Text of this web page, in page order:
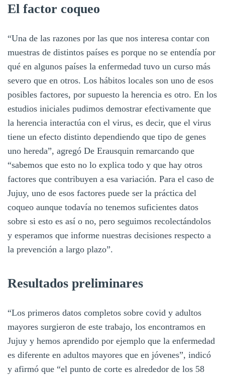
El factor coqueo
“Una de las razones por las que nos interesa contar con
muestras de distintos países es porque no se entendía por
qué en algunos países la enfermedad tuvo un curso más
severo que en otros. Los hábitos locales son uno de esos
posibles factores, por supuesto la herencia es otro. En los
estudios iniciales pudimos demostrar efectivamente que
la herencia interactúa con el virus, es decir, que el virus
tiene un efecto distinto dependiendo que tipo de genes
uno hereda”, agregó De Erausquin remarcando que
“sabemos que esto no lo explica todo y que hay otros
factores que contribuyen a esa variación. Para el caso de
Jujuy, uno de esos factores puede ser la práctica del
coqueo aunque todavía no tenemos suficientes datos
sobre si esto es así o no, pero seguimos recolectándolos
y esperamos que informe nuestras decisiones respecto a
la prevención a largo plazo”.
Resultados preliminares
“Los primeros datos completos sobre covid y adultos
mayores surgieron de este trabajo, los encontramos en
Jujuy y hemos aprendido por ejemplo que la enfermedad
es diferente en adultos mayores que en jóvenes”, indicó
y afirmó que “el punto de corte es alrededor de los 58